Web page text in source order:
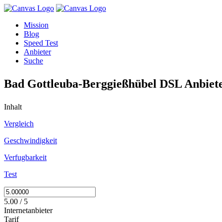
Mission
Blog
Speed Test
Anbieter
Suche
Bad Gottleuba-Berggießhübel DSL
Inhalt
Vergleich
Geschwindigkeit
Verfugbarkeit
Test
5.00 / 5
Internetanbieter
Tarif